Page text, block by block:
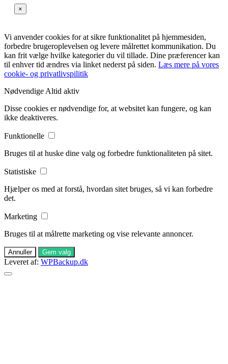
×
Vi anvender cookies for at sikre funktionalitet på hjemmesiden,
forbedre brugeroplevelsen og levere målrettet kommunikation. Du
kan frit vælge hvilke kategorier du vil tillade. Dine præferencer kan
til enhver tid ændres via linket nederst på siden. Læs mere på vores
cookie- og privatlivspilitik
Nødvendige Altid aktiv
Disse cookies er nødvendige for, at websitet kan fungere, og kan
ikke deaktiveres.
Funktionelle
Bruges til at huske dine valg og forbedre funktionaliteten på sitet.
Statistiske
Hjælper os med at forstå, hvordan sitet bruges, så vi kan forbedre
det.
Marketing
Bruges til at målrette marketing og vise relevante annoncer.
Annuller Gem valg
Leveret af: WPBackup.dk